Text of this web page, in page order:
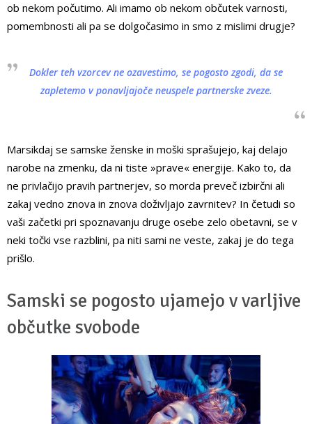
ob nekom počutimo. Ali imamo ob nekom občutek varnosti,
pomembnosti ali pa se dolgočasimo in smo z mislimi drugje?
Dokler teh vzorcev ne ozavestimo, se pogosto zgodi, da se
zapletemo v ponavljajoče neuspele partnerske zveze.
Marsikdaj se samske ženske in moški sprašujejo, kaj delajo
narobe na zmenku, da ni tiste »prave« energije. Kako to, da
ne privlačijo pravih partnerjev, so morda preveč izbirčni ali
zakaj vedno znova in znova doživljajo zavrnitev? In četudi so
vaši začetki pri spoznavanju druge osebe zelo obetavni, se v
neki točki vse razblini, pa niti sami ne veste, zakaj je do tega
prišlo.
Samski se pogosto ujamejo v varljive
občutke svobode